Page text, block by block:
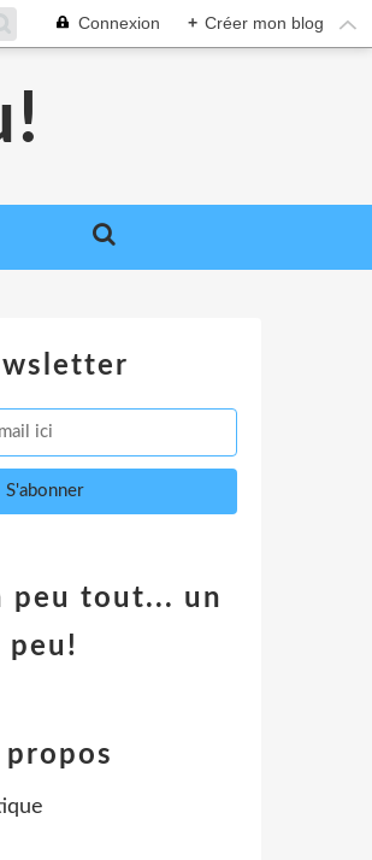
Connexion + Créer mon blog
peu tout... un
peu!
propos